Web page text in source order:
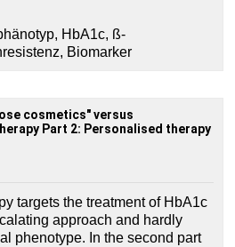
HbA1c, ß-
Biomarker
cosmetics" versus
Part 2: Personalised therapy
targets the treatment of HbA1c
approach and hardly
phenotype. In the second part